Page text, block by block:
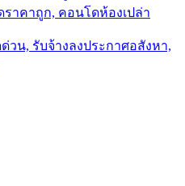
ราคาถูก, คอนโดห้องเปล่า
น, รับจ้างลงประกาศอสังหา,